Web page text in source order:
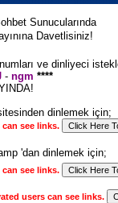
Sunucularında
Davetlisiniz!
ve dinliyeci
- ngm ****
dinlemek için;
see links.
'dan dinlemek için;
see links.
users can see links.